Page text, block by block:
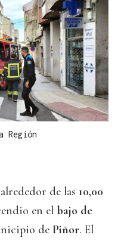
Región
de las 10,00
en el bajo de
de Piñor. El